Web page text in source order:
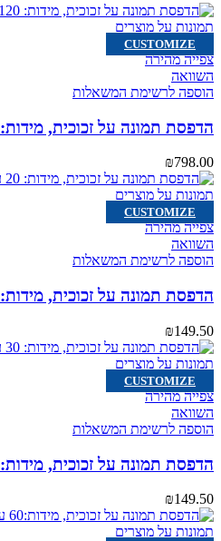
CUSTOMIZE
צפייה מהירה
השוואה
הוספה לרשימת המשאלות
הדפסת תמונה על זכוכית, מידות: 120 על 80
₪798.00
CUSTOMIZE
צפייה מהירה
השוואה
הוספה לרשימת המשאלות
הדפסת תמונה על זכוכית, מידות: 20 על 30
₪149.50
CUSTOMIZE
צפייה מהירה
השוואה
הוספה לרשימת המשאלות
הדפסת תמונה על זכוכית, מידות: 30 על 20
₪149.50